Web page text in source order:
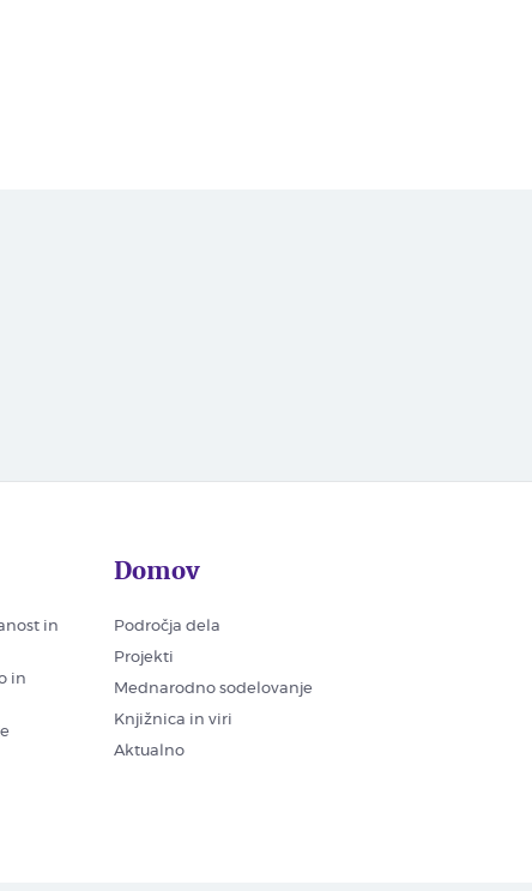
in
in
Domov
Področja dela
Projekti
Mednarodno sodelovanje
Knjižnica in viri
Aktualno